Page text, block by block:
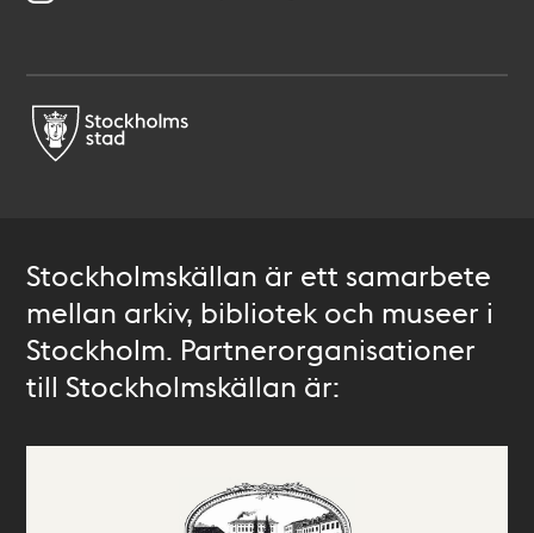
Stockholmskällan är ett samarbete
mellan arkiv, bibliotek och museer i
Stockholm. Partnerorganisationer
till Stockholmskällan är: